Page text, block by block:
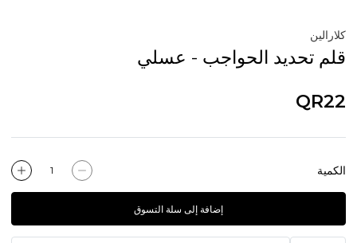
كلارالين
قلم تحديد الحواجب - عسلي
QR22
الكمية
إضافة إلى سلة التسوق